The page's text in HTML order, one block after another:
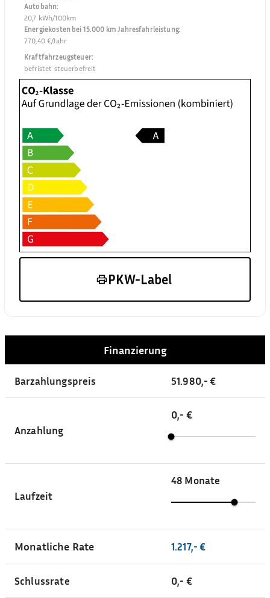
Autobahn:
20,7 kWh/100km
Energiekosten bei 15.000 km Jahresfahrleistung:
770,40 €/Jahr
Kraftfahrzeugsteuer:
befristet steuerbefreit
PKW-Label
Finanzierung
Barzahlungspreis 51.980,- €
Anzahlung
0,- €
Laufzeit
48 Monate
Monatliche Rate 1.217,- €
Schlussrate 0,- €